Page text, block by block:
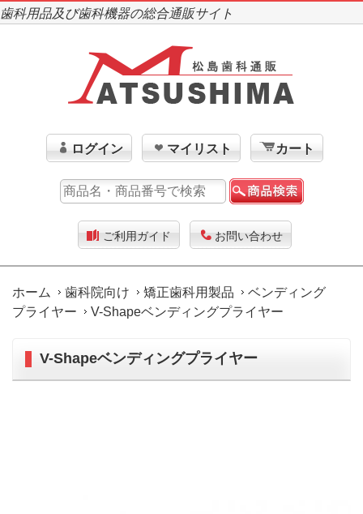
歯科用品及び歯科機器の総合通販サイト
ログイン マイリスト カート
ご利用ガイド お問い合わせ
ホーム 歯科院向け 矯正歯科用製品
ベンディング
プライヤー
V-Shapeベンディングプライヤー
V-Shapeベンディングプライヤー